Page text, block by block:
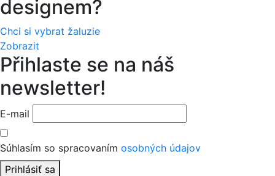
designem?
Chci si vybrat žaluzie
Zobrazit
Přihlaste se na náš
newsletter!
E-mail
Súhlasím so spracovaním osobných údajov
Prihlásiť sa